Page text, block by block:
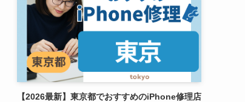
【2026最新】東京都でおすすめのiPhone修理店